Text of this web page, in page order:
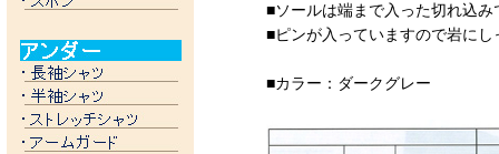
■ソールは端まで入った切れ込
■ピンが入っていますので岩に
■カラー：ダークグレー